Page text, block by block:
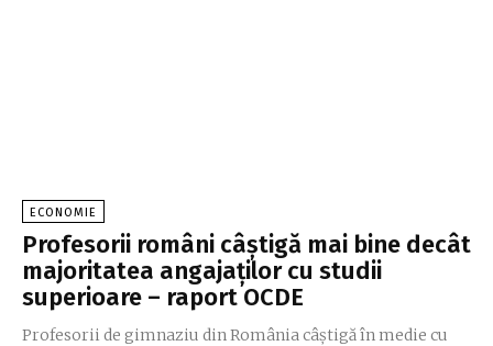
ECONOMIE
Profesorii români câștigă mai bine decât
majoritatea angajaților cu studii
superioare – raport OCDE
Profesorii de gimnaziu din România câștigă în medie cu